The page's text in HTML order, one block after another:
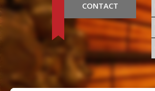
CONTACT